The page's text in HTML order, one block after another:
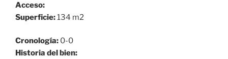
Acceso:
Superficie:134 m2
Cronología: 0-0
Historia del bien: